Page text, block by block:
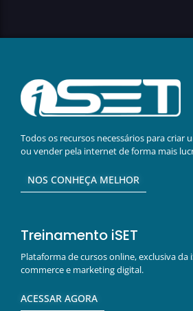
Todos os recursos necessários para criar
ou vender pela internet de forma mais
NOS CONHEÇA MELHOR
Treinamento iSET
Plataforma de cursos online, exclusiva da
commerce e marketing digital.
ACESSAR AGORA